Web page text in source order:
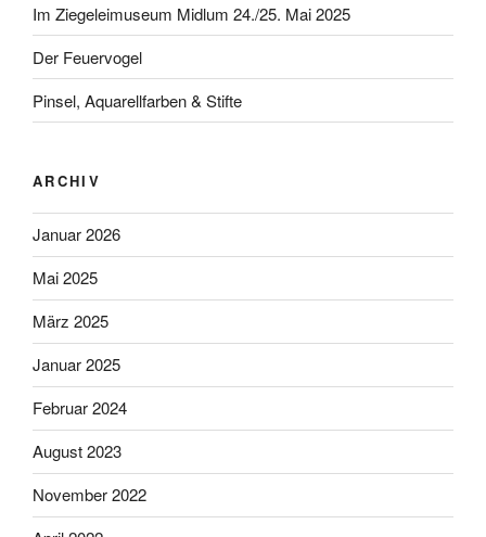
Im Ziegeleimuseum Midlum 24./25. Mai 2025
Der Feuervogel
Pinsel, Aquarellfarben & Stifte
ARCHIV
Januar 2026
Mai 2025
März 2025
Januar 2025
Februar 2024
August 2023
November 2022